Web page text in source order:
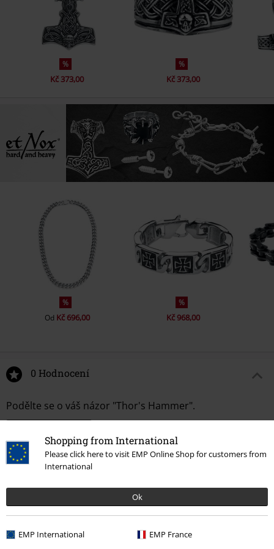
Shopping from International
Please click here to visit EMP Online Shop for customers from
International
Ok
EMP International EMP France
%
Kč 373,00
%
Kč 373,00
%
Od Kč 696,00
%
Kč 968,00
0 Hodnocení
Podělte se o váš názor "Thor's Hammer".